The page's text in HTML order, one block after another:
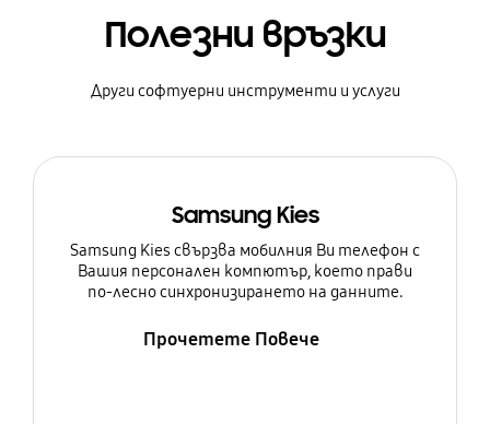
Полезни връзки
Други софтуерни инструменти и услуги
Samsung Kies
Samsung Kies свързва мобилния Ви телефон с
Вашия персонален компютър, което прави
по-лесно синхронизирането на данните.
Прочетете Повече